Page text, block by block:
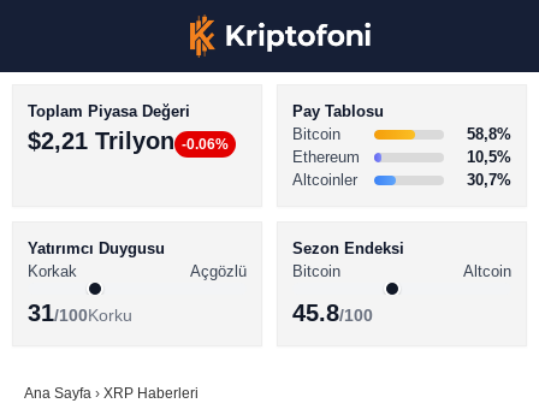
BİTCOİN HABERLERİ
ALTCOİN HABERLERİ
SÖZLÜK
Toplam Piyasa Değeri
$2,21 Trilyon -0.06%
Pay Tablosu
Bitcoin
58,8%
Ethereum
10,5%
Altcoinler
30,7%
Yatırımcı Duygusu
Korkak
Açgözlü
31/100Korku
Sezon Endeksi
Bitcoin
Altcoin
45.8/100
Ana Sayfa › XRP Haberleri